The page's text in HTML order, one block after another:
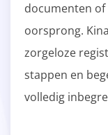
documenten of
oorsprong.
zorgeloze
stappen en
volledig